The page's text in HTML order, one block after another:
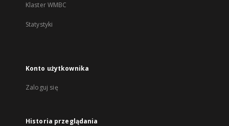
Klaster WMBC
Statystyki
Konto użytkownika
Zaloguj się
Historia przeglądania